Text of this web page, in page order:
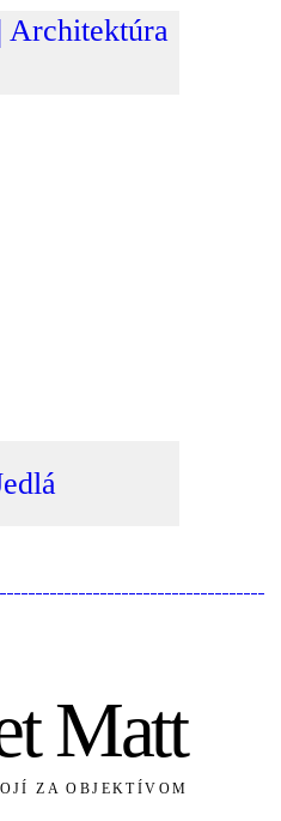
Architektúra
Matt
ZA OBJEKTÍVOM